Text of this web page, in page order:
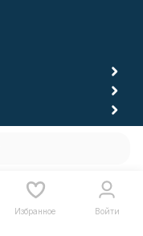
Избранное Войти